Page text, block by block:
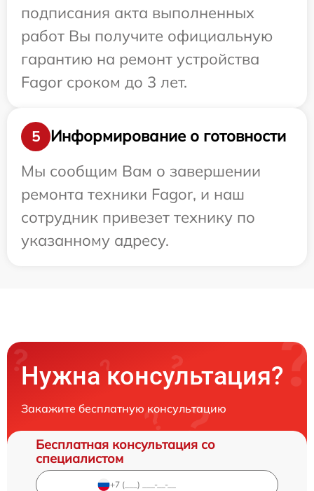
подписания акта выполненных
работ Вы получите официальную
гарантию на ремонт устройства
Fagor сроком до 3 лет.
5
Информирование о готовности
Мы сообщим Вам о завершении
ремонта техники Fagor, и наш
сотрудник привезет технику по
указанному адресу.
Нужна консультация?
Закажите бесплатную консультацию
Бесплатная консультация со
специалистом